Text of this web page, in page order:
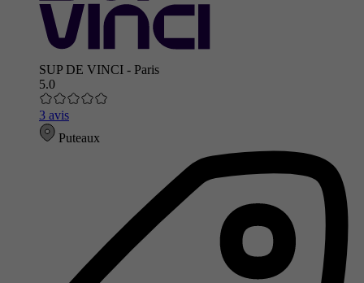
SUP DE VINCI - Paris
5.0
3 avis
Puteaux